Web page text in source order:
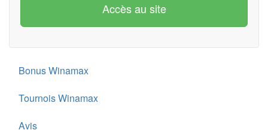
Accès au site
Bonus Winamax
Tournois Winamax
Avis